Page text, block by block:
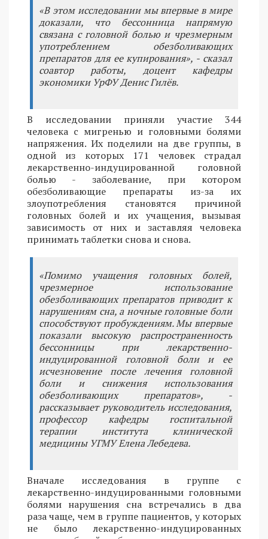
«В этом исследовании мы впервые в мире
доказали, что бессонница напрямую
связана с головной болью и чрезмерным
употреблением обезболивающих
препаратов для ее купирования», - сказал
соавтор работы, доцент кафедры
экономики УрФУ Денис Гилёв.
В исследовании приняли участие 344
человека с мигренью и головными болями
напряжения. Их поделили на две группы, в
одной из которых 171 человек страдал
лекарственно-индуцированной головной
болью - заболевание, при котором
обезболивающие препараты из-за их
злоупотребления становятся причиной
головных болей и их учащения, вызывая
зависимость от них и заставляя человека
принимать таблетки снова и снова.
«Помимо учащения головных болей,
чрезмерное использование
обезболивающих препаратов приводит к
нарушениям сна, а ночные головные боли
способствуют пробуждениям. Мы впервые
показали высокую распространенность
бессонницы при лекарственно-
индуцированной головной боли и ее
исчезновение после лечения головной
боли и снижения использования
обезболивающих препаратов», -
рассказывает руководитель исследования,
профессор кафедры госпитальной
терапии института клинической
медицины УГМУ Елена Лебедева.
Вначале исследования в группе с
лекарственно-индуцированными головными
болями нарушения сна встречались в два
раза чаще, чем в группе пациентов, у которых
не было лекарственно-индуцированных